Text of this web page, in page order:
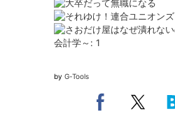
by G-Tools